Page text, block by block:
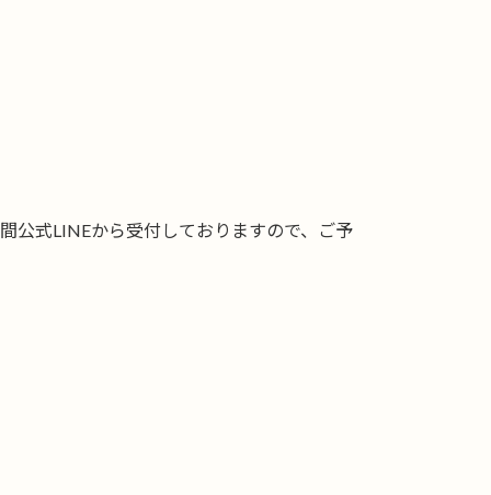
公式LINEから受付しておりますので、ご予